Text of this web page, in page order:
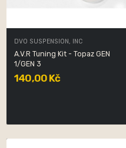
DVO SUSPENSION, INC
A.V.R Tuning Kit - Topaz GEN
1/GEN 3
140,00 Kč